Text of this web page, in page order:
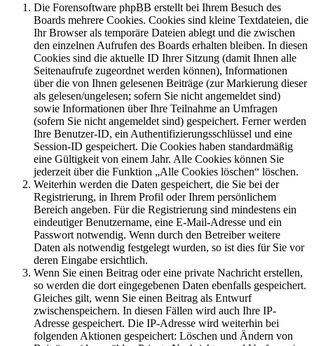
Die Forensoftware phpBB erstellt bei Ihrem Besuch des
Boards mehrere Cookies. Cookies sind kleine Textdateien, die
Ihr Browser als temporäre Dateien ablegt und die zwischen
den einzelnen Aufrufen des Boards erhalten bleiben. In diesen
Cookies sind die aktuelle ID Ihrer Sitzung (damit Ihnen alle
Seitenaufrufe zugeordnet werden können), Informationen
über die von Ihnen gelesenen Beiträge (zur Markierung dieser
als gelesen/ungelesen; sofern Sie nicht angemeldet sind)
sowie Informationen über Ihre Teilnahme an Umfragen
(sofern Sie nicht angemeldet sind) gespeichert. Ferner werden
Ihre Benutzer-ID, ein Authentifizierungsschlüssel und eine
Session-ID gespeichert. Die Cookies haben standardmäßig
eine Gültigkeit von einem Jahr. Alle Cookies können Sie
jederzeit über die Funktion „Alle Cookies löschen“ löschen.
Weiterhin werden die Daten gespeichert, die Sie bei der
Registrierung, in Ihrem Profil oder Ihrem persönlichem
Bereich angeben. Für die Registrierung sind mindestens ein
eindeutiger Benutzername, eine E-Mail-Adresse und ein
Passwort notwendig. Wenn durch den Betreiber weitere
Daten als notwendig festgelegt wurden, so ist dies für Sie vor
deren Eingabe ersichtlich.
Wenn Sie einen Beitrag oder eine private Nachricht erstellen,
so werden die dort eingegebenen Daten ebenfalls gespeichert.
Gleiches gilt, wenn Sie einen Beitrag als Entwurf
zwischenspeichern. In diesen Fällen wird auch Ihre IP-
Adresse gespeichert. Die IP-Adresse wird weiterhin bei
folgenden Aktionen gespeichert: Löschen und Ändern von